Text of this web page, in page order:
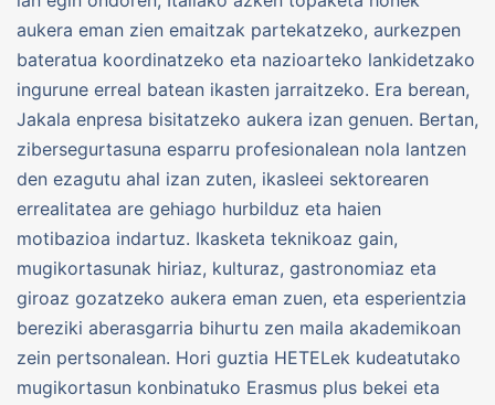
aukera eman zien emaitzak partekatzeko, aurkezpen
bateratua koordinatzeko eta nazioarteko lankidetzako
ingurune erreal batean ikasten jarraitzeko. Era berean,
Jakala enpresa bisitatzeko aukera izan genuen. Bertan,
zibersegurtasuna esparru profesionalean nola lantzen
den ezagutu ahal izan zuten, ikasleei sektorearen
errealitatea are gehiago hurbilduz eta haien
motibazioa indartuz. Ikasketa teknikoaz gain,
mugikortasunak hiriaz, kulturaz, gastronomiaz eta
giroaz gozatzeko aukera eman zuen, eta esperientzia
bereziki aberasgarria bihurtu zen maila akademikoan
zein pertsonalean. Hori guztia HETELek kudeatutako
mugikortasun konbinatuko Erasmus plus bekei eta